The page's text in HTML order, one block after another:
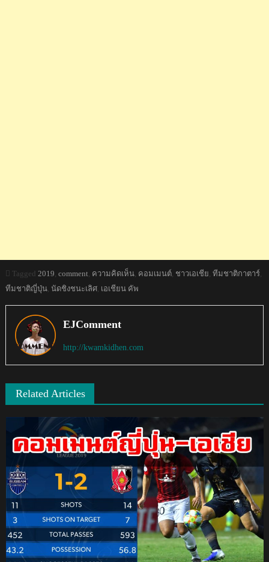
Tagged 2019, comment, ความคิดเห็น, คอมเมนต์, ชาวเอเชีย, ทีมชาติกาตาร์,
ทีมชาติญี่ปุ่น, นัดชิงชนะเลิศ, เอเชียน คัพ
EJComment
http://kwamkidhen.com
Related Articles